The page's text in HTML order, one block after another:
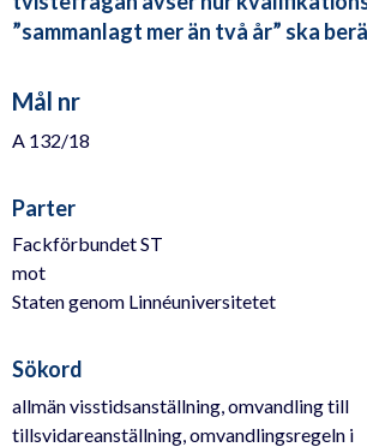
”sammanlagt mer än två år” ska
Mål nr
A 132/18
Parter
Fackförbundet ST
mot
Staten genom Linnéuniversitetet
Sökord
allmän visstidsanställning, omvandling till
tillsvidareanställning, omvandlingsregeln i